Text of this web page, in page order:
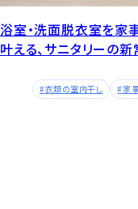
浴室・洗面脱衣室を家
叶える、サニタリーの
衣類の室内干し 家